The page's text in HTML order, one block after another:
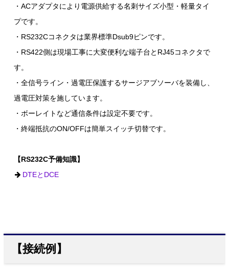
・ACアダプタにより電源供給する名刺サイズ小型・軽量タイ
プです。
・RS232Cコネクタは業界標準Dsub9ピンです。
・RS422側は現場工事に大変便利な端子台とRJ45コネクタで
す。
・全信号ライン・過電圧保護するサージアブソーバを装備し、
過電圧対策を施しています。
・ボーレイトなど通信条件は設定不要です。
・終端抵抗のON/OFFは簡単スイッチ切替です。
【RS232C予備知識】
DTEとDCE
【接続例】